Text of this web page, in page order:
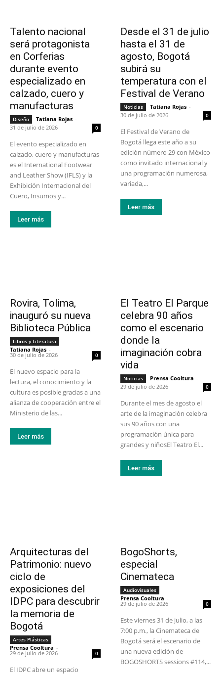
Talento nacional
será protagonista
en Corferias
durante evento
especializado en
calzado, cuero y
manufacturas
Diseño Tatiana Rojas -
31 de julio de 2026
0
El evento especializado en
calzado, cuero y manufacturas
es el International Footwear
and Leather Show (IFLS) y la
Exhibición Internacional del
Cuero, Insumos y...
Leer más
Desde el 31 de julio
hasta el 31 de
agosto, Bogotá
subirá su
temperatura con el
Festival de Verano
Noticias Tatiana Rojas -
30 de julio de 2026
0
El Festival de Verano de
Bogotá llega este año a su
edición número 29 con México
como invitado internacional y
una programación numerosa,
variada,...
Leer más
Rovira, Tolima,
inauguró su nueva
Biblioteca Pública
Libros y Literatura
Tatiana Rojas -
30 de julio de 2026 0
El nuevo espacio para la
lectura, el conocimiento y la
cultura es posible gracias a una
alianza de cooperación entre el
Ministerio de las...
Leer más
El Teatro El Parque
celebra 90 años
como el escenario
donde la
imaginación cobra
vida
Noticias Prensa Cooltura -
29 de julio de 2026
0
Durante el mes de agosto el
arte de la imaginación celebra
sus 90 años con una
programación única para
grandes y niñosEl Teatro El...
Leer más
Arquitecturas del
Patrimonio: nuevo
ciclo de
exposiciones del
IDPC para descubrir
la memoria de
Bogotá
Artes Plásticas
Prensa Cooltura -
29 de julio de 2026 0
El IDPC abre un espacio
BogoShorts,
especial
Cinemateca
Audiovisuales
Prensa Cooltura -
29 de julio de 2026 0
Este viernes 31 de julio, a las
7:00 p.m., la Cinemateca de
Bogotá será el escenario de
una nueva edición de
BOGOSHORTS sessions #114,...